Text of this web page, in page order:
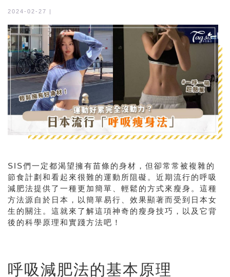
2024-02-27 |
SIS們一定都渴望擁有苗條的身材，但卻常常被複雜的
節食計劃和看起來很難的運動所阻礙。近期流行的呼吸
減肥法提供了一種更加簡單、輕鬆的方式來瘦身。這種
方法源自於日本，以簡單易行、效果顯著而受到日本女
生的關注。這就來了解這項神奇的瘦身技巧，以及它背
後的科學原理和實踐方法吧！
呼吸減肥法的基本原理